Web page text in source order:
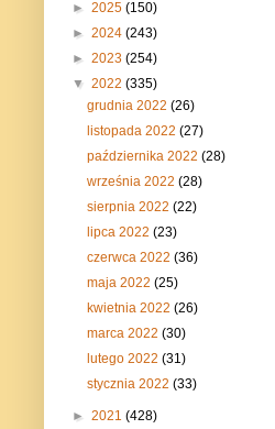
► 2025 (150)
► 2024 (243)
► 2023 (254)
▼ 2022 (335)
grudnia 2022(26)
listopada 2022(27)
października 2022(28)
września 2022(28)
sierpnia 2022(22)
lipca 2022(23)
czerwca 2022(36)
maja 2022(25)
kwietnia 2022(26)
marca 2022(30)
lutego 2022(31)
stycznia 2022(33)
► 2021 (428)